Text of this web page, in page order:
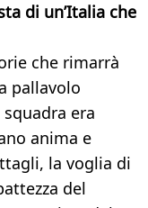
di un’Italia che
che rimarrà
pallavolo
era
anima e
la voglia di
del